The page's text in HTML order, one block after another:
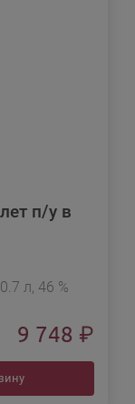
п/у в
л, 46 %
9 748 ₽